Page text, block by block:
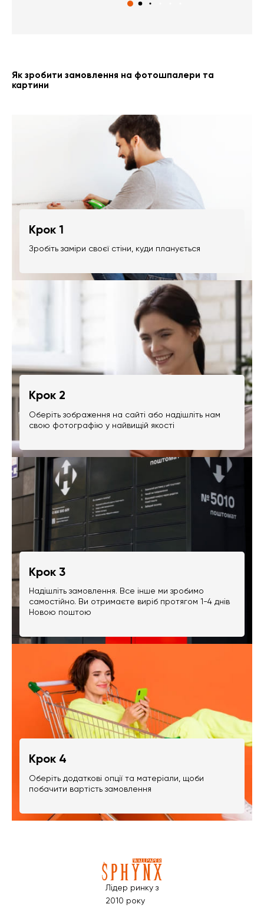
Як зробити замовлення на фотошпалери та
картини
Крок 1
Зробіть заміри своєї стіни, куди планується
Крок 2
Оберіть зображення на сайті або надішліть нам
свою фотографію у найвищій якості
Крок 3
Надішліть замовлення. Все інше ми зробимо
самостійно. Ви отримаєте виріб протягом 1-4 днів
Новою поштою
Крок 4
Оберіть додаткові опції та матеріали, щоби
побачити вартість замовлення
Лідер ринку з
2010 року